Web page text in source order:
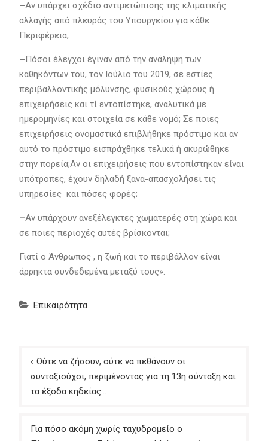
–Αν υπάρχει σχέδιο αντιμετώπισης της κλιματικής
αλλαγής από πλευράς του Υπουργείου για κάθε
Περιφέρεια;
–Πόσοι έλεγχοι έγιναν από την ανάληψη των
καθηκόντων του, τον Ιούλιο του 2019, σε εστίες
περιβαλλοντικής μόλυνσης, φυσικούς χώρους ή
επιχειρήσεις και τί εντοπίστηκε, αναλυτικά με
ημερομηνίες και στοιχεία σε κάθε νομό; Σε ποιες
επιχειρήσεις ονομαστικά επιβλήθηκε πρόστιμο και αν
αυτό το πρόστιμο εισπράχθηκε τελικά ή ακυρώθηκε
στην πορεία;Αν οι επιχειρήσεις που εντοπίστηκαν είναι
υπότροπες, έχουν δηλαδή ξανα-απασχολήσει τις
υπηρεσίες και πόσες φορές;
–Αν υπάρχουν ανεξέλεγκτες χωματερές στη χώρα και
σε ποιες περιοχές αυτές βρίσκονται;
Γιατί ο Άνθρωπος , η ζωή και το περιβάλλον είναι
άρρηκτα συνδεδεμένα μεταξύ τους».
Επικαιρότητα
Πλοήγηση
άρθρων
Ούτε να ζήσουν, ούτε να πεθάνουν οι
συνταξιούχοι, περιμένοντας για τη 13η σύνταξη και
τα έξοδα κηδείας…
Για πόσο ακόμη χωρίς ταχυδρομείο ο